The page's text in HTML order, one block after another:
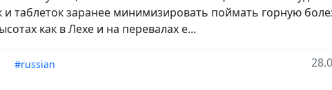
и таблеток заранее минимизировать поймать горную
как в Лехе и на перевалах е...
#russian